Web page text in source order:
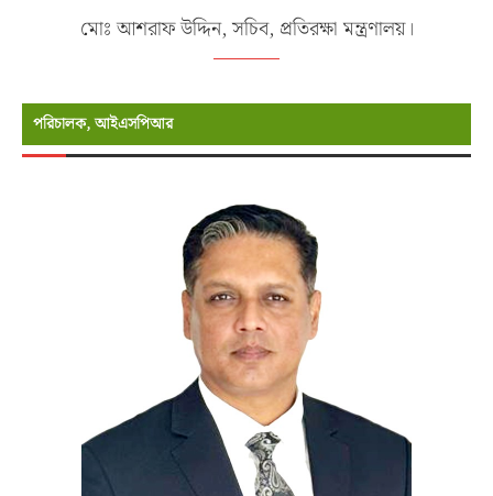
মোঃ আশরাফ উদ্দিন, সচিব, প্রতিরক্ষা মন্ত্রণালয়।
পরিচালক, আইএসপিআর